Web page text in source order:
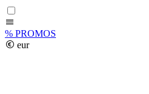
% PROMOS
eur